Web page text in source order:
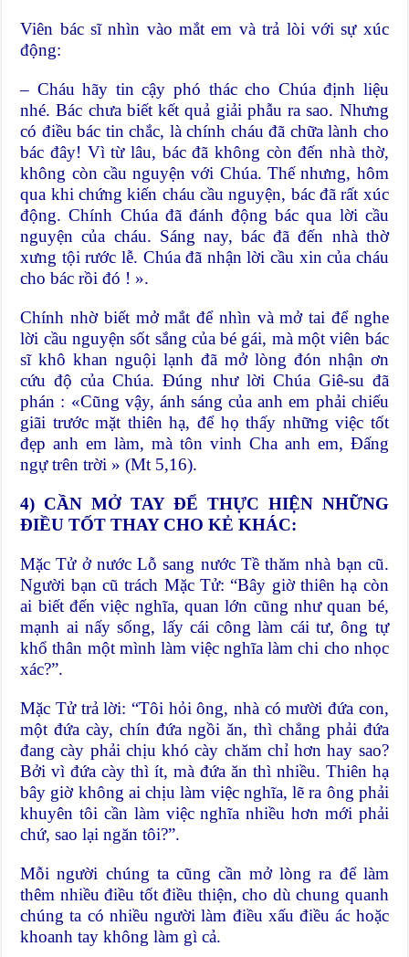
Viên bác sĩ nhìn vào mắt em và trả lòi với sự xúc
động:
– Cháu hãy tin cậy phó thác cho Chúa định liệu
nhé. Bác chưa biết kết quả giải phẫu ra sao. Nhưng
có điều bác tin chắc, là chính cháu đã chữa lành cho
bác đây! Vì từ lâu, bác đã không còn đến nhà thờ,
không còn cầu nguyện với Chúa. Thế nhưng, hôm
qua khi chứng kiến cháu cầu nguyện, bác đã rất xúc
động. Chính Chúa đã đánh động bác qua lời cầu
nguyện của cháu. Sáng nay, bác đã đến nhà thờ
xưng tội rước lễ. Chúa đã nhận lời cầu xin của cháu
cho bác rồi đó ! ».
Chính nhờ biết mở mắt để nhìn và mở tai để nghe
lời cầu nguyện sốt sắng của bé gái, mà một viên bác
sĩ khô khan nguội lạnh đã mở lòng đón nhận ơn
cứu độ của Chúa. Đúng như lời Chúa Giê-su đã
phán : «Cũng vậy, ánh sáng của anh em phải chiếu
giãi trước mặt thiên hạ, để họ thấy những việc tốt
đẹp anh em làm, mà tôn vinh Cha anh em, Đấng
ngự trên trời » (Mt 5,16).
4) CẦN MỞ TAY ĐỂ THỰC HIỆN NHỮNG
ĐIỀU TỐT THAY CHOKẺKHÁC:
Mặc Tử ở nước Lỗ sang nước Tề thăm nhà bạn cũ.
Người bạn cũ trách Mặc Tử: “Bây giờ thiên hạ còn
ai biết đến việc nghĩa, quan lớn cũng như quan bé,
mạnh ai nấy sống, lấy cái công làm cái tư, ông tự
khổ thân một mình làm việc nghĩa làm chi cho nhọc
xác?”.
Mặc Tử trả lời: “Tôi hỏi ông, nhà có mười đứa con,
một đứa cày, chín đứa ngồi ăn, thì chẳng phải đứa
đang cày phải chịu khó cày chăm chỉ hơn hay sao?
Bởi vì đứa cày thì ít, mà đứa ăn thì nhiều. Thiên hạ
bây giờ không ai chịu làm việc nghĩa, lẽ ra ông phải
khuyên tôi cần làm việc nghĩa nhiều hơn mới phải
chứ, sao lại ngăn tôi?”.
Mỗi người chúng ta cũng cần mở lòng ra để làm
thêm nhiều điều tốt điều thiện, cho dù chung quanh
chúng ta có nhiều người làm điều xấu điều ác hoặc
khoanh tay không làm gì cả.